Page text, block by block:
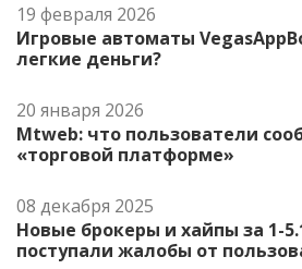
19 февраля 2026
Игровые автоматы
легкие деньги?
20 января 2026
Mtweb: что пользователи
«торговой платформе»
08 декабря 2025
Новые брокеры и хайпы за 1-
поступали жалобы от